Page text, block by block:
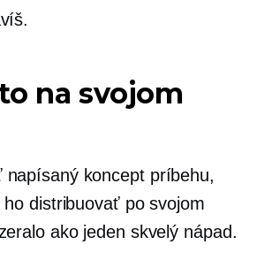
na svojom
koncept príbehu,
distribuovať po svojom
ako jeden skvelý nápad.